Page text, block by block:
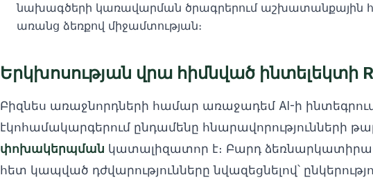
նախագծերի կառավարման ծրագրերում աշխատանքային
առանց ձեռքով միջամտության։
Երկխոսության վրա հիմնված ինտելեկտի
Բիզնես առաջնորդների համար առաջադեմ AI-ի
էկոհամակարգերում ընդամենը հնարավորությունների
փոխակերպման կատալիզատոր է։ Բարդ
հետ կապված դժվարությունները նվազեցնելով՝